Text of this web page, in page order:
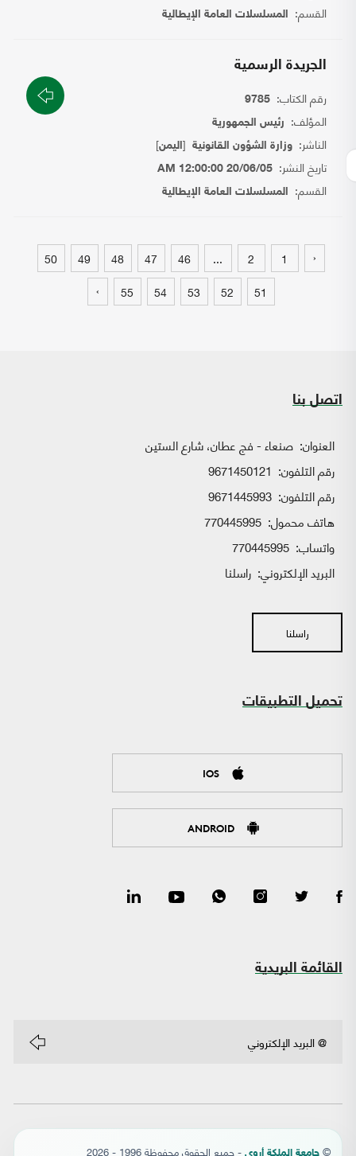
القسم: المسلسلات العامة الإيطالية
الجريدة الرسمية
رقم الكتاب: 9785
المؤلف: رئيس الجمهورية
الناشر: وزارة الشؤون القانونية [اليمن]
تاريخ النشر: 20/06/05 12:00:00 AM
القسم: المسلسلات العامة الإيطالية
‹
1
2
...
46
47
48
49
50
51
52
53
54
55
›
اتصل بنا
العنوان: صنعاء - فج عطان، شارع الستين
رقم التلفون: 9671450121
رقم التلفون: 9671445993
هاتف محمول: 770445995
واتساب:
البريد الإلكتروني: راسلنا
راسلنا
تحميل التطبيقات
IOS
ANDROID
القائمة البريدية
© - جميع الحقوق محفوظة 1996 - 2026